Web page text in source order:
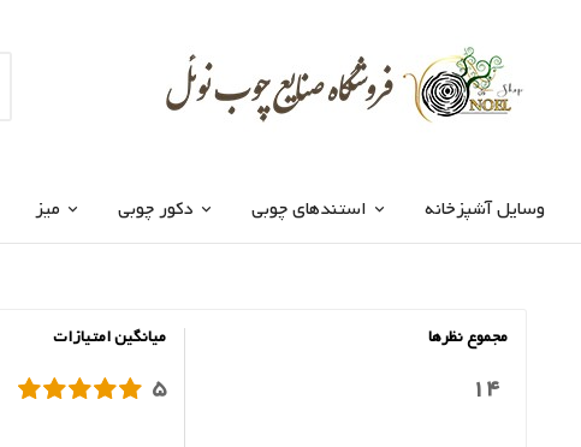
وسایل آشپزخانه استندهای چوبی دکور چوبی میز
مجموع نظرها
14
میانگین امتیازات
5